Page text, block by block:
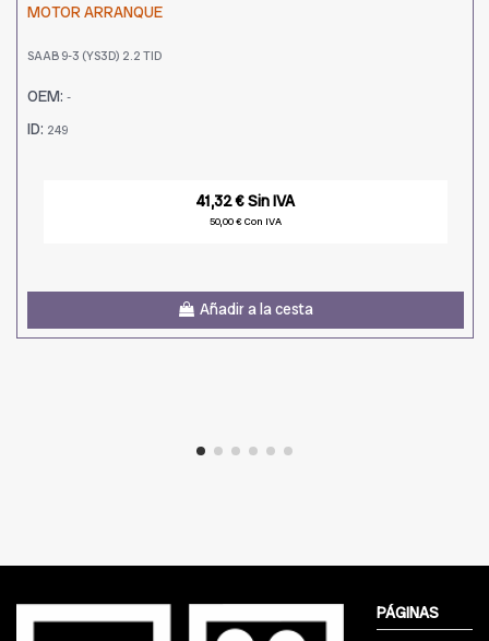
MOTOR ARRANQUE
SAAB 9-3 (YS3D) 2.2 TID
OEM: -
ID: 249
41,32 € Sin IVA
50,00 € Con IVA
Añadir a la cesta
PÁGINAS